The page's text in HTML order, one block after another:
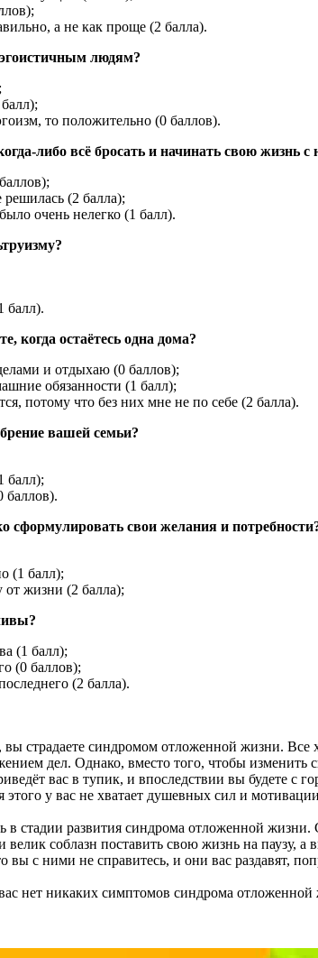
а не как проще (2 балла).
людям?
то положительно (0 баллов).
либо всё бросать и начинать свою жизнь с
(2 балла);
очень нелегко (1 балл).
балл).
когда остаётесь одна дома?
и отдыхаю (0 баллов);
обязанности (1 балл);
потому что без них мне не по себе (2 балла).
вашей семьи?
балл);
баллов).
сформулировать свои желания и
(1 балл);
от жизни (2 балла);
(1 балл);
(0 баллов);
(2 балла).
страдаете синдромом отложенной жизни.
дел. Однако, вместо того, чтобы изменить
вас в тупик, и впоследствии вы будете с
у вас не хватает душевных сил и
в стадии развития синдрома отложенной
велик соблазн поставить свою жизнь на паузу,
вы с ними не справитесь, и они вас раздавят,
нет никаких симптомов синдрома